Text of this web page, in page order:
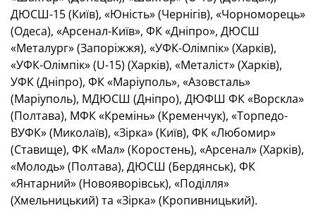
ДЮСШ-15 (Київ), «Юність» (Чернігів), «Чорноморець»
(Одеса), «Арсенал-Київ», ФК «Дніпро», ДЮСШ
«Металург» (Запоріжжя), «УФК-Олімпік» (Харків),
«УФК-Олімпік» (U-15) (Харків), «Металіст» (Харків),
УФК (Дніпро), ФК «Маріуполь», «Азовсталь»
(Маріуполь), МДЮСШ (Дніпро), ДЮФШ ФК «Ворскла»
(Полтава), МФК «Кремінь» (Кременчук), «Торпедо-
ВУФК» (Миколаїв), «Зірка» (Київ), ФК «Любомир»
(Ставище), ФК «Мал» (Коростень), «Арсенал» (Харків),
«Молодь» (Полтава), ДЮСШ (Бердянськ), ФК
«Янтарний» (Новояворівськ), «Поділля»
(Хмельницький) та «Зірка» (Кропивницький).